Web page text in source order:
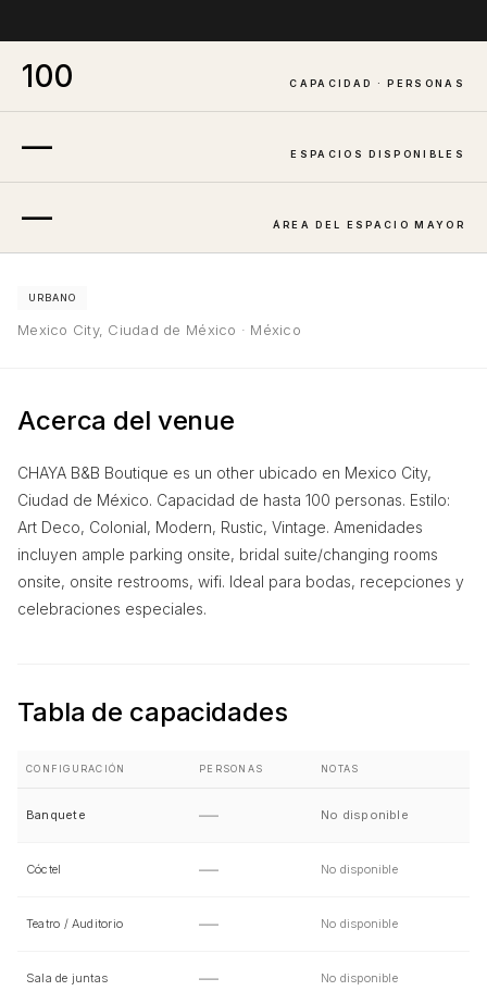
100 CAPACIDAD · PERSONAS
— ESPACIOS DISPONIBLES
— ÁREA DEL ESPACIO MAYOR
URBANO
Mexico City, Ciudad de México · México
Acerca del venue
CHAYA B&B Boutique es un other ubicado en Mexico City,
Ciudad de México. Capacidad de hasta 100 personas. Estilo:
Art Deco, Colonial, Modern, Rustic, Vintage. Amenidades
incluyen ample parking onsite, bridal suite/changing rooms
onsite, onsite restrooms, wifi. Ideal para bodas, recepciones y
celebraciones especiales.
Tabla de capacidades
CONFIGURACIÓN PERSONAS NOTAS
Banquete — No disponible
Cóctel — No disponible
Teatro / Auditorio — No disponible
Sala de juntas — No disponible